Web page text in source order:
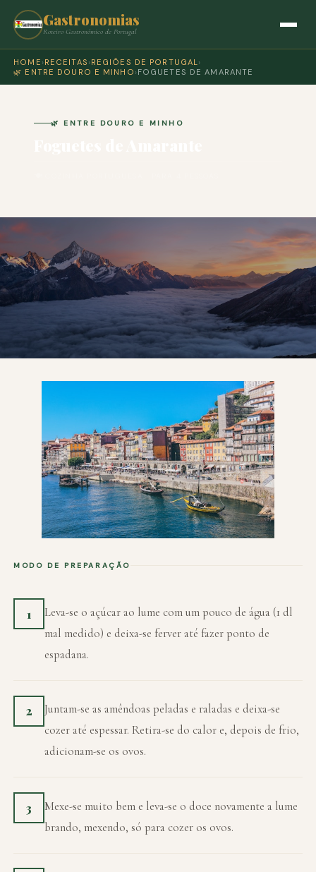
Gastronomias
Roteiro Gastronómico de Portugal
HOME › RECEITAS › REGIÕES DE PORTUGAL›
🌿 ENTRE DOURO E MINHO › FOGUETES DE AMARANTE
🌿 ENTRE DOURO E MINHO
MODO DE PREPARAÇÃO
1
Leva-se o açúcar ao lume com um pouco de água (1 dl
mal medido) e deixa-se ferver até fazer ponto de
espadana.
2
Juntam-se as amêndoas peladas e raladas e deixa-se
cozer até espessar. Retira-se do calor e, depois de frio,
adicionam-se os ovos.
3
Mexe-se muito bem e leva-se o doce novamente a lume
brando, mexendo, só para cozer os ovos.